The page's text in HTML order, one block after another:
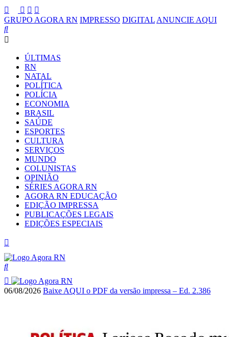
GRUPO AGORA RN IMPRESSO DIGITAL ANUNCIE AQUI
ÚLTIMAS
RN
NATAL
POLÍTICA
POLÍCIA
ECONOMIA
BRASIL
SAÚDE
ESPORTES
CULTURA
SERVIÇOS
MUNDO
COLUNISTAS
OPINIÃO
SÉRIES AGORA RN
AGORA RN EDUCAÇÃO
EDIÇÃO IMPRESSA
PUBLICAÇÕES LEGAIS
EDIÇÕES ESPECIAIS
06/08/2026 Baixe AQUI o PDF da versão impressa – Ed. 2.386